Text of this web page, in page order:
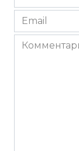
*
Email
*